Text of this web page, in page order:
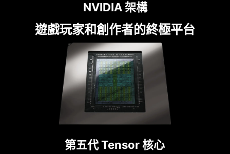
NVIDIA 架構
遊戲玩家和創作者的終極平台
第五代 Tensor 核心